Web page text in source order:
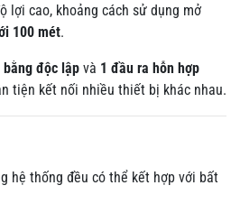
lợi cao, khoảng cách sử dụng mở
100 mét.
độc lập và 1 đầu ra hỗn hợp
tiện kết nối nhiều thiết bị khác nhau.
hệ thống đều có thể kết hợp với bất